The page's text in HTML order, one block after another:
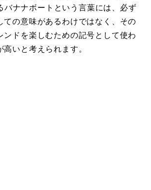
バナナボートという言葉には、必ず
ての意味があるわけではなく、その
ンドを楽しむための記号として使わ
いと考えられます。